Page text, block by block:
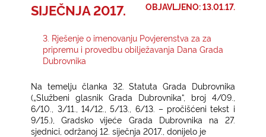
E-USLUGE
SIJEČNJA 2017.
OBJAVLJENO: 13.01.17.
3. Rješenje o imenovanju Povjerenstva za za
pripremu i provedbu obilježavanja Dana Grada
Dubrovnika
Na temelju članka 32. Statuta Grada Dubrovnika
(„Službeni glasnik Grada Dubrovnika“, broj 4/09.,
6/10., 3/11., 14/12., 5/13., 6/13. – pročišćeni tekst i
9/15.), Gradsko vijeće Grada Dubrovnika na 27.
sjednici, održanoj 12. siječnja 2017., donijelo je